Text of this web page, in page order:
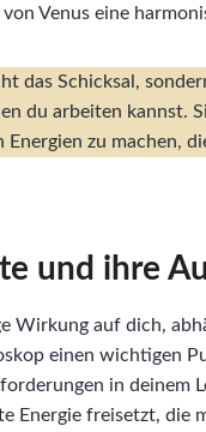
Venus eine
das Schicksal,
du arbeiten kannst.
zu machen,
und ihre
Wirkung auf dich,
einen wichtigen
in deinem
Energie freisetzt, die